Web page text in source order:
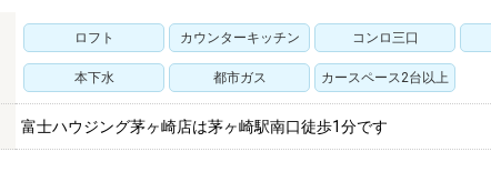
ロフト カウンターキッチン コンロ三口
本下水 都市ガス カースペース2台以上
富士ハウジング茅ヶ崎店は茅ヶ崎駅南口徒歩1分です